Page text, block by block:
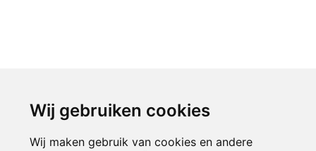
Wij gebruiken cookies
Wij maken gebruik van cookies en andere